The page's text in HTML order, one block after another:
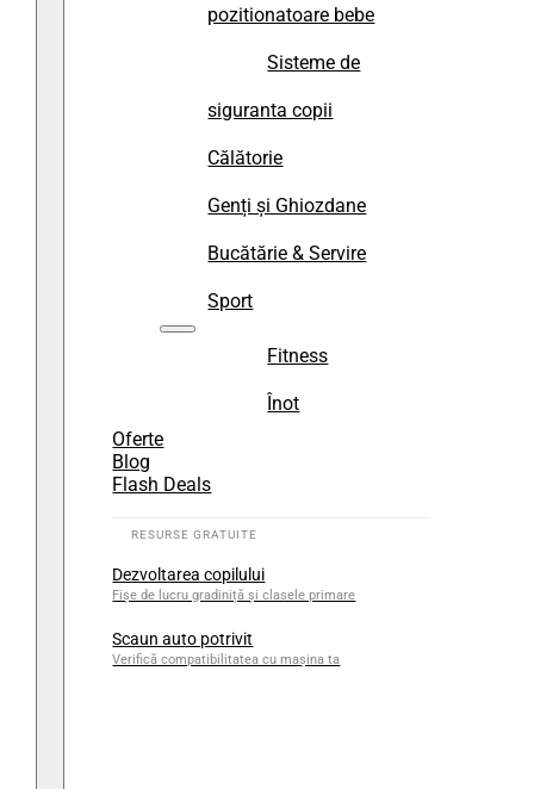
pozitionatoare bebe
Sisteme de
siguranta copii
Călătorie
Genți și Ghiozdane
Bucătărie & Servire
Sport
Fitness
Înot
Oferte
Blog
Flash Deals
Dezvoltarea copilului
Fișe de lucru gradiniță și clasele primare
Scaun auto potrivit
Verifică compatibilitatea cu mașina ta